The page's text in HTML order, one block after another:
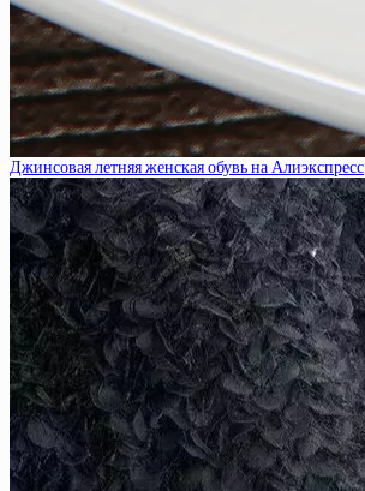
Джинсовая летняя женская обувь на Алиэкспресс